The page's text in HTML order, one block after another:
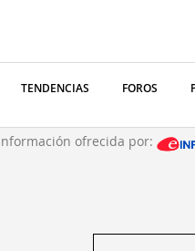
TENDENCIAS FOROS
ofrecida por: